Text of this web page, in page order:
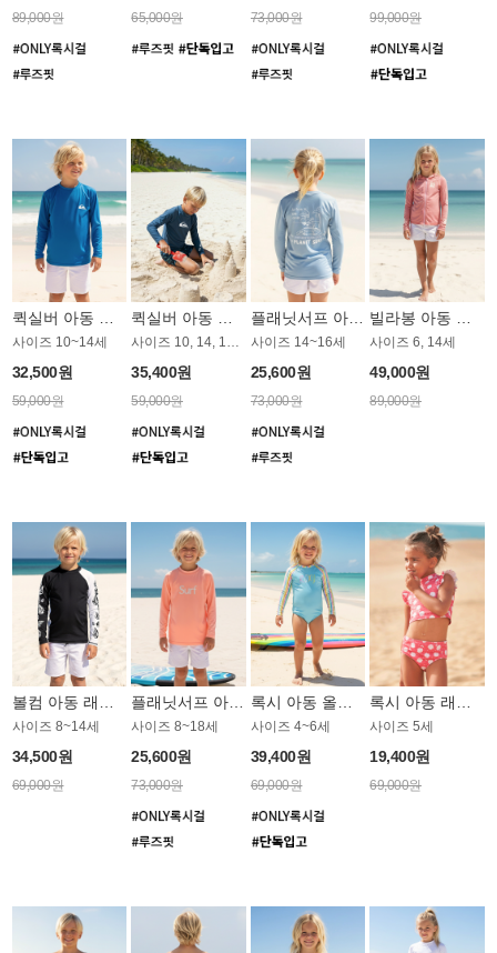
89,000원 65,000원 73,000원 99,000원
퀵실버 아동 루즈핏 래쉬가드 BT792BQS
사이즈 10~14세
32,500원
59,000원
퀵실버 아동 래쉬가드 BT758JQS
사이즈 10, 14, 16세
35,400원
59,000원
플래닛서프 아동 루즈핏 래쉬가드 UGT008BPS
사이즈 14~16세
25,600원
73,000원
빌라봉 아동 후드 래쉬가드 GT781FBB
사이즈 6, 14세
49,000원
89,000원
사이즈 8~14세
34,500원
69,000원
사이즈 8~18세
25,600원
73,000원
사이즈 4~6세
39,400원
69,000원
사이즈 5세
19,400원
69,000원